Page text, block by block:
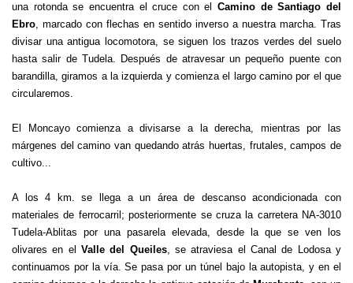
una rotonda se encuentra el cruce con elCamino de Santiago del
Ebro, marcado con flechas en sentido inverso a nuestra marcha. Tras
divisar una antigua locomotora, se siguen los trazos verdes del suelo
hasta salir de Tudela. Después de atravesar un pequeño puente con
barandilla, giramos a la izquierda y comienza el largo camino por el que
circularemos.
El Moncayo comienza a divisarse a la derecha, mientras por las
márgenes del camino van quedando atrás huertas, frutales, campos de
cultivo...
A los 4 km. se llega a un área de descanso acondicionada con
materiales de ferrocarril; posteriormente se cruza la carretera NA-3010
Tudela-Ablitas por una pasarela elevada, desde la que se ven los
olivares en el Valle del Queiles, se atraviesa el Canal de Lodosa y
continuamos por la vía. Se pasa por un túnel bajo la autopista, y en el